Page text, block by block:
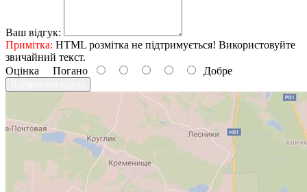
Ваш відгук:
Примітка: HTML розмітка не підтримується! Використовуйте
звичайний текст.
Оцінка Погано Добре